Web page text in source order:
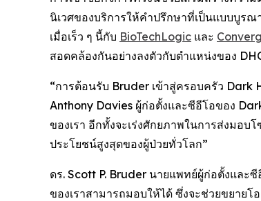
นิเวศของบริการให้คำปรึกษาที่เป็นแบบบูร
เมื่อเร็ว ๆ นี้กับ BioTechLogic และ
สอดคล้องกันอย่างลงตัวกับตำแหน่งของ
“การต้อนรับ Bruder เข้าสู่ครอบครัว Dark
Anthony Davies ผู้ก่อตั้งและซีอีโอของ
ของเรา อีกทั้งจะเร่งศักยภาพในการส่งมอ
ประโยชน์สูงสุดของผู้ป่วยทั่วโลก”
ดร. Scott P. Bruder นายแพทย์ผู้ก่อตั้งและ
ของเราสามารถมอบให้ได้ ซึ่งจะช่วยขยา